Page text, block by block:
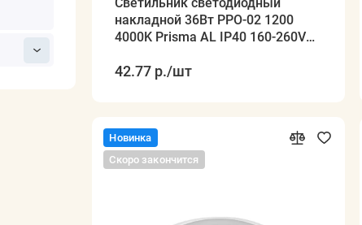
накладной 36Вт PPO-02 1200
4000K Prisma AL IP40 160-260V
42.77 р./шт
Новинка
Скоро закончится